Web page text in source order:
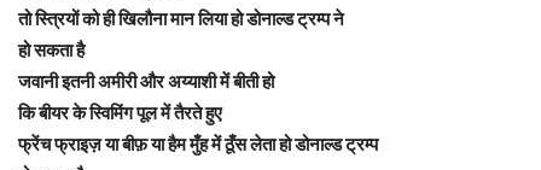
तो स्त्रियों को ही खिलौना मान लिया हो डोनाल्ड ट्रम्प ने
हो सकता है
जवानी इतनी अमीरी और अय्याशी में बीती हो
कि बीयर के स्विमिंग पूल में तैरते हुए
फ्रेंच फ्राइज़ या बीफ़ या हैम मुँह में ठूँस लेता हो डोनाल्ड ट्रम्प